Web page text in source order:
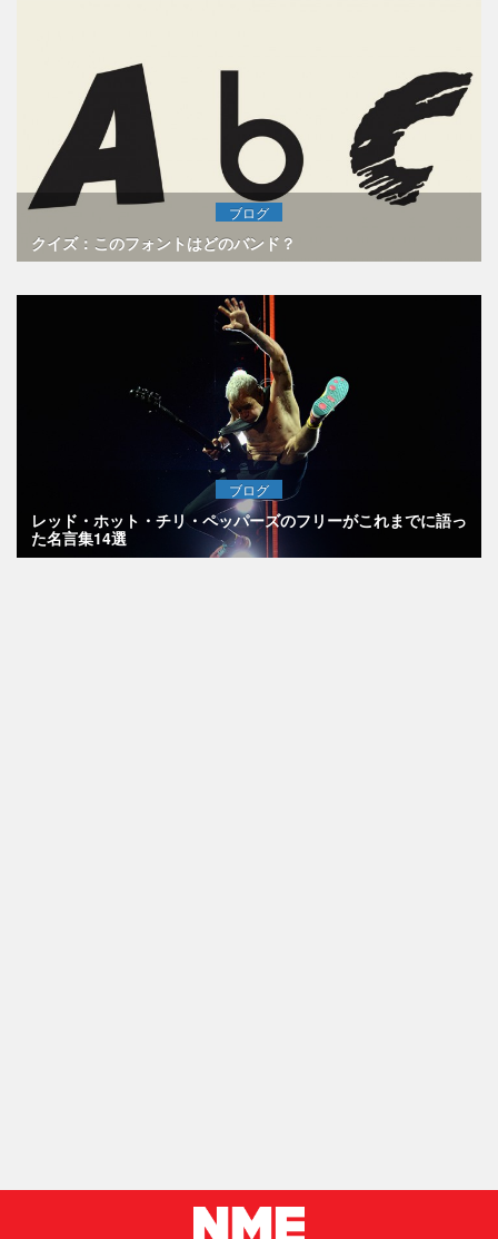
ブログ
クイズ：このフォントはどのバンド？
ブログ
レッド・ホット・チリ・ペッパーズのフリーがこれまでに語っ
た名言集14選